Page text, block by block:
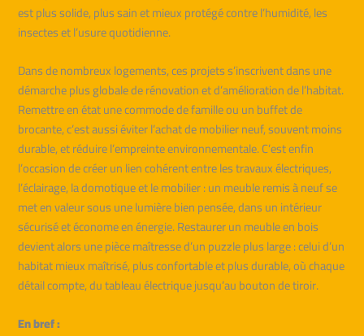
est plus solide, plus sain et mieux protégé contre l’humidité, les
insectes et l’usure quotidienne.
Dans de nombreux logements, ces projets s’inscrivent dans une
démarche plus globale de rénovation et d’amélioration de l’habitat.
Remettre en état une commode de famille ou un buffet de
brocante, c’est aussi éviter l’achat de mobilier neuf, souvent moins
durable, et réduire l’empreinte environnementale. C’est enfin
l’occasion de créer un lien cohérent entre les travaux électriques,
l’éclairage, la domotique et le mobilier : un meuble remis à neuf se
met en valeur sous une lumière bien pensée, dans un intérieur
sécurisé et économe en énergie. Restaurer un meuble en bois
devient alors une pièce maîtresse d’un puzzle plus large : celui d’un
habitat mieux maîtrisé, plus confortable et plus durable, où chaque
détail compte, du tableau électrique jusqu’au bouton de tiroir.
En bref :